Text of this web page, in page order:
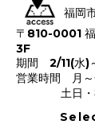
福岡
〒810-0001 福
3F
期間 2/11(水)
営業時間 月
土日・祝